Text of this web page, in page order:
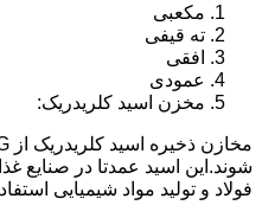
مکعبی
ته قیفی
افقی
عمودی
مخزن اسید کلریدریک:
شوند.این اسید عمدتا در صنایع
فولاد و تولید مواد شیمیایی